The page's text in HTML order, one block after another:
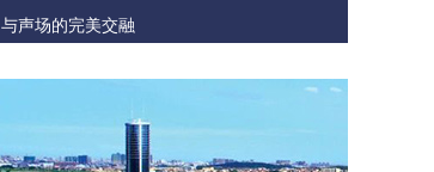
与声场的完美交融